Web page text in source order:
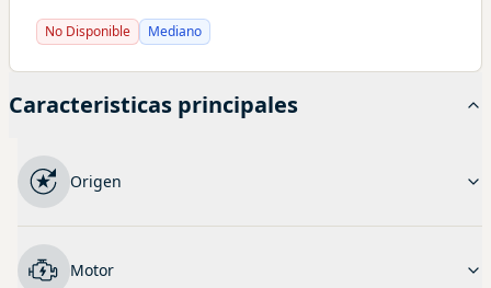
No Disponible Mediano
Caracteristicas principales
Origen
Motor